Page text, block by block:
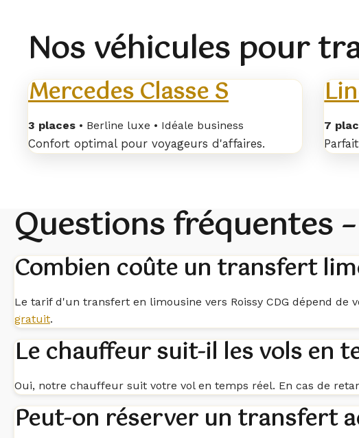
Nos véhicules pour
Mercedes Classe S
3 places • Berline luxe • Idéale business
Confort optimal pour voyageurs d'affaires.
7
Questions fréquentes
Combien coûte un transfert
Le tarif d'un transfert en limousine vers Roissy CDG dépend
gratuit.
Le chauffeur suit-il les vols en
Oui, notre chauffeur suit votre vol en temps réel. En cas de
Peut-on réserver un transfert